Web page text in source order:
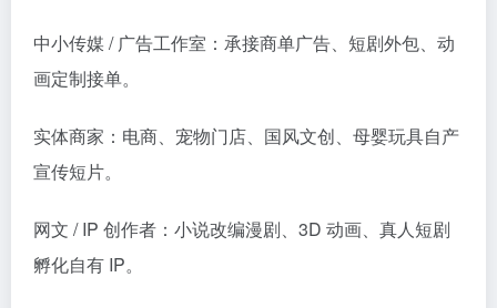
中小传媒 / 广告工作室：承接商单广告、短剧外包、动
画定制接单。
实体商家：电商、宠物门店、国风文创、母婴玩具自产
宣传短片。
网文 / IP 创作者：小说改编漫剧、3D 动画、真人短剧
孵化自有 IP。